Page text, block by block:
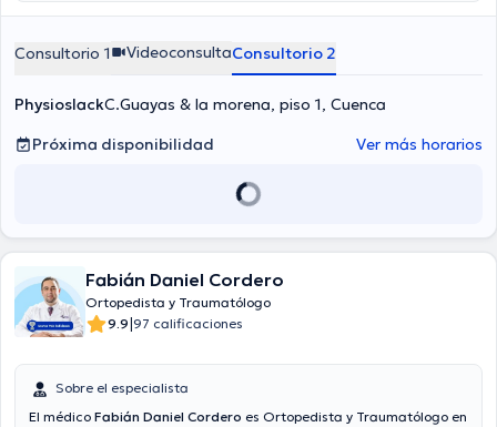
Consultorio 1 VideoconsultaConsultorio 2
PhysioslackC.Guayas & la morena, piso 1, Cuenca
Próxima disponibilidad
Ver más horarios
Fabián Daniel Cordero
Ortopedista y Traumatólogo
9.9|97 calificaciones
Sobre el especialista
El médico Fabián Daniel Cordero es Ortopedista y Traumatólogo en